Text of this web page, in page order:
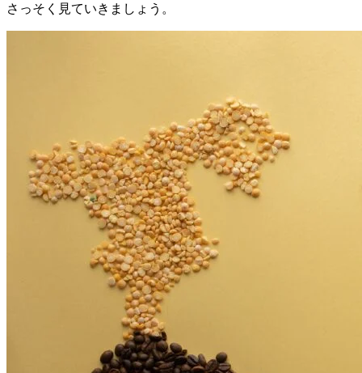
さっそく見ていきましょう。